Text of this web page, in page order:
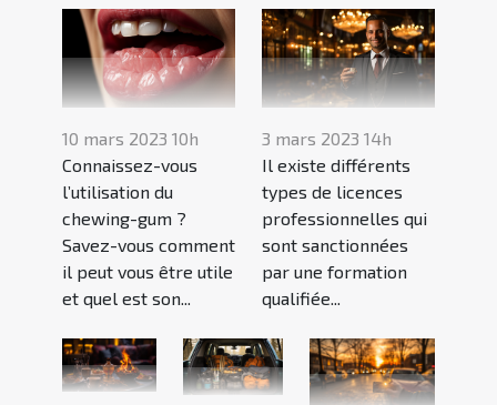
10 mars 2023 10h
Connaissez-vous
l’utilisation du
chewing-gum ?
Savez-vous comment
il peut vous être utile
et quel est son...
3 mars 2023 14h
Il existe différents
types de licences
professionnelles qui
sont sanctionnées
par une formation
qualifiée...